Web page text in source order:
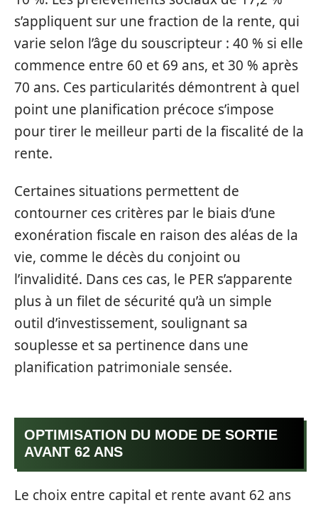
s’appliquent sur une fraction de la rente, qui
varie selon l’âge du souscripteur : 40 % si elle
commence entre 60 et 69 ans, et 30 % après
70 ans. Ces particularités démontrent à quel
point une planification précoce s’impose
pour tirer le meilleur parti de la fiscalité de la
rente.
Certaines situations permettent de
contourner ces critères par le biais d’une
exonération fiscale en raison des aléas de la
vie, comme le décès du conjoint ou
l’invalidité. Dans ces cas, le PER s’apparente
plus à un filet de sécurité qu’à un simple
outil d’investissement, soulignant sa
souplesse et sa pertinence dans une
planification patrimoniale sensée.
OPTIMISATION DU MODE DE SORTIE
AVANT 62 ANS
Le choix entre capital et rente avant 62 ans